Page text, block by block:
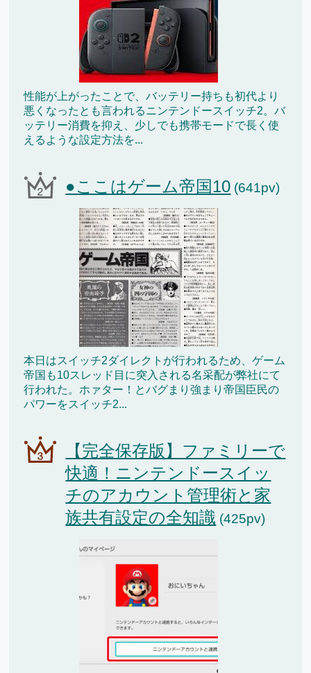
性能が上がったことで、バッテリー持ちも初代より
悪くなったとも言われるニンテンドースイッチ2。バ
ッテリー消費を抑え、少しでも携帯モードで長く使
えるような設定方法を...
●ここはゲーム帝国10 (641pv)
本日はスイッチ2ダイレクトが行われるため、ゲーム
帝国も10スレッド目に突入される名采配が弊社にて
行われた。ホァター！とバグまり強まり帝国臣民の
パワーをスイッチ2...
【完全保存版】ファミリーで
快適！ニンテンドースイッ
チのアカウント管理術と家
族共有設定の全知識 (425pv)